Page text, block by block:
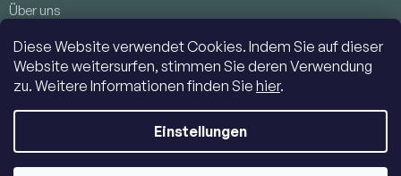
Diese Website verwendet Cookies. Indem Sie auf dieser
Website weitersurfen, stimmen Sie deren Verwendung
zu. Weitere Informationen finden Sie hier.
Einstellungen
Über uns
Bedingungen zum Schutz personenbezogener Daten
Kontakte
Copyright 2026Jumbolino-model.com. Alle Rechte vorbehalten.